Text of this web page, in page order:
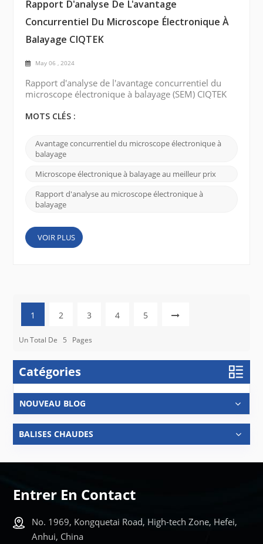
Rapport D'analyse De L'avantage
Concurrentiel Du Microscope Électronique À
Balayage CIQTEK
May 06 , 2024
Rapport d'analyse de l'avantage concurrentiel du
microscope électronique à balayage (SEM) CIQTEK
Meilleur prix: CIQTEK SEM est compétitif par rapport
société propose une gamme de modèles et de
spécifications différents pour répondre aux besoins
des différents clients. En proposant des options
abordable...
MOTS CLÉS :
Avantage concurrentiel du microscope électronique à
balayage
Microscope électronique à balayage au meilleur prix
Rapport d'analyse au microscope électronique à
balayage
VOIR PLUS
1 2 3 4 5
Un Total De 5 Pages
Catégories
NOUVEAU BLOG
BALISES CHAUDES
Entrer En Contact
No. 1969, Kongquetai Road, High-tech Zone, Hefei,
Anhui, China